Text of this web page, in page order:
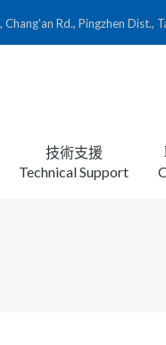
Rd., Pingzhen Dist.,
技術支援
Technical Support